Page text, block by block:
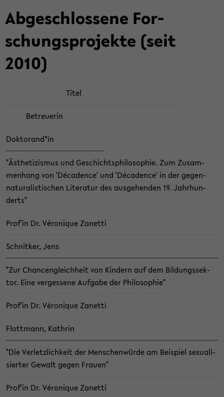
Ab­ge­schlos­se­ne For­
schungs­pro­jek­te (seit
2010)
Titel
Be­treue­rin
Dok­to­rand*in
"Äs­the­ti­zis­mus und Ge­schichts­phi­lo­so­phie. Zum Zu­sam­
men­hang von 'Déca­dence' und 'Déca­dence' in der gegen-​
naturalistischen Li­te­ra­tur des aus­ge­hen­den 19. Jahr­hun­
derts"
Prof'in Dr. Véro­ni­que Za­net­ti
Schnit­ker, Jens
"Zur Chan­cen­gleich­heit von Kin­dern auf dem Bil­dungs­sek­
tor. Eine ver­ges­se­ne Auf­ga­be der Phi­lo­so­phie"
Prof'in Dr. Véro­ni­que Za­net­ti
Flott­mann, Kath­rin
"Die Ver­letz­lich­keit der Men­schen­wür­de am Bei­spiel se­xua­li­
sier­ter Ge­walt gegen Frau­en"
Prof'in Dr. Véro­ni­que Za­net­ti